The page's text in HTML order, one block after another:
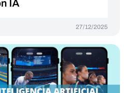
IA
27/12/2025